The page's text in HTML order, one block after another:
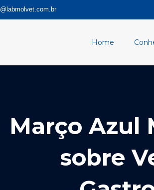
Home
Março Azul
sobre